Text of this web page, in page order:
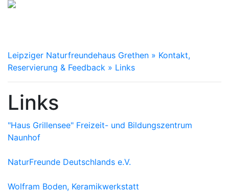
Leipziger Naturfreundehaus Grethen » Kontakt,
Reservierung & Feedback » Links
Links
"Haus Grillensee" Freizeit- und Bildungszentrum
Naunhof
NaturFreunde Deutschlands e.V.
Wolfram Boden, Keramikwerkstatt